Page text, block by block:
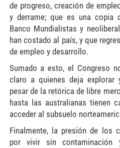
de progreso, creación de
y derrame; que es una copia
Banco Mundialistas y
han costado al país, y que
de empleo y desarrollo.
Sumado a esto, el Congreso
claro a quienes deja explorar
pesar de la retórica de libre
hasta las australianas tienen
acceder al subsuelo
Finalmente, la presión de los
por vivir sin contaminación